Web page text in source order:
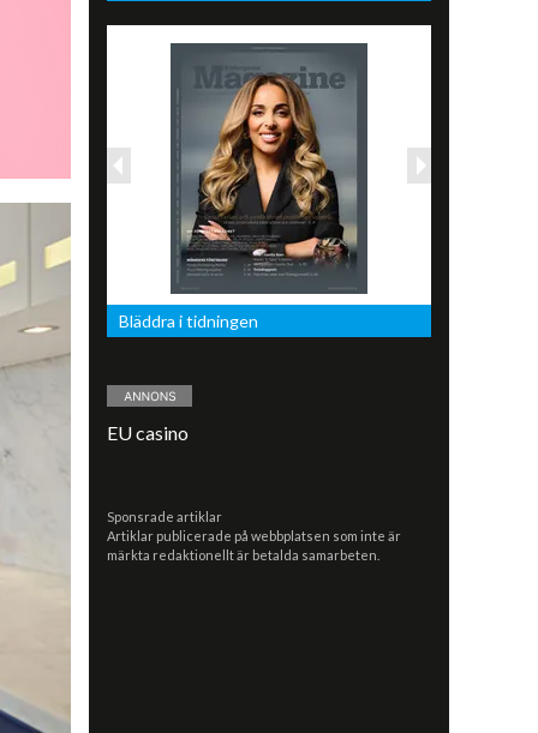
Bläddra i tidningen
EU casino
Sponsrade artiklar
Artiklar publicerade på webbplatsen som inte är
märkta redaktionellt är betalda samarbeten.